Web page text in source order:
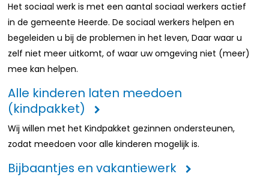
Het sociaal werk is met een aantal sociaal werkers actief
in de gemeente Heerde. De sociaal werkers helpen en
begeleiden u bij de problemen in het leven, Daar waar u
zelf niet meer uitkomt, of waar uw omgeving niet (meer)
mee kan helpen.
Alle kinderen laten meedoen
(kindpakket)
Wij willen met het Kindpakket gezinnen ondersteunen,
zodat meedoen voor alle kinderen mogelijk is.
Bijbaantjes en vakantiewerk